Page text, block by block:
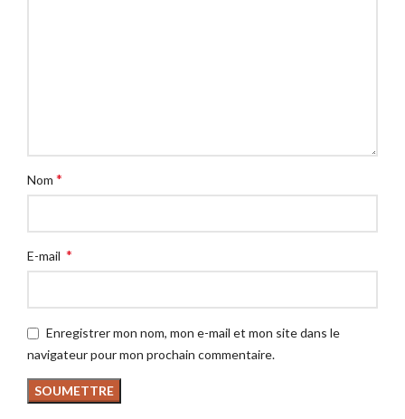
Nom *
E-mail *
Enregistrer mon nom, mon e-mail et mon site dans le
navigateur pour mon prochain commentaire.